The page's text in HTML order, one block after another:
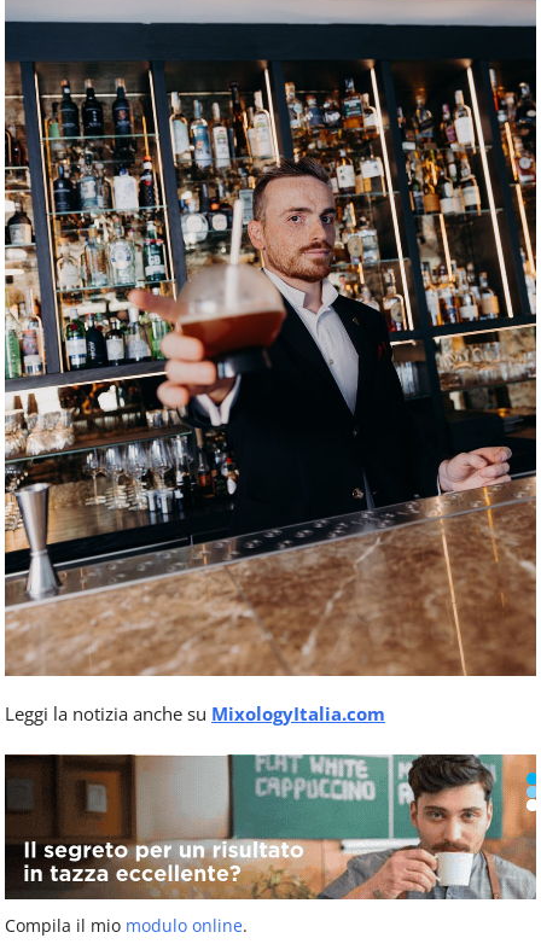
Leggi la notizia anche su MixologyItalia.com
Compila il mio modulo online.